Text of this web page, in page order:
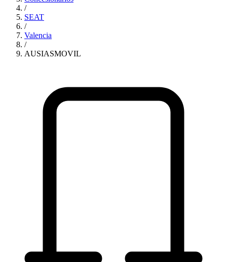
/
SEAT
/
Valencia
/
AUSIASMOVIL